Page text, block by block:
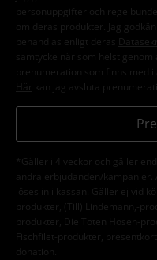
personuppgifter och
om deras produkter. Jag
behandlas enligt deras
samtycke när som helst
prenumeration som finns med i
Här kan jag avsluta
*Gäller i 4 veckor och gäller
andra erbjudanden/
löses in i kassan. Gäller ej vid
produkter, (Till) Lindemann,-
produkter, Die Toten Hosen-
Fischfilet-produkter,
donation.